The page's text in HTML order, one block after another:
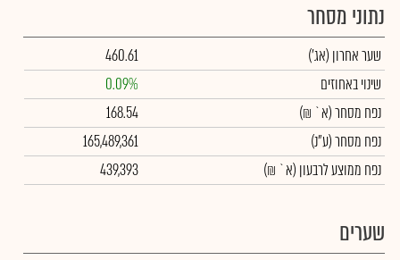
נתוני מסחר
שער אחרון (אג')
460.61
שינוי באחוזים
0.09%
נפח מסחר(א` ₪)
168.54
נפח מסחר(ע"נ)
165,489,361
נפח ממוצע לרבעון (א` ₪)
439,393
שערים